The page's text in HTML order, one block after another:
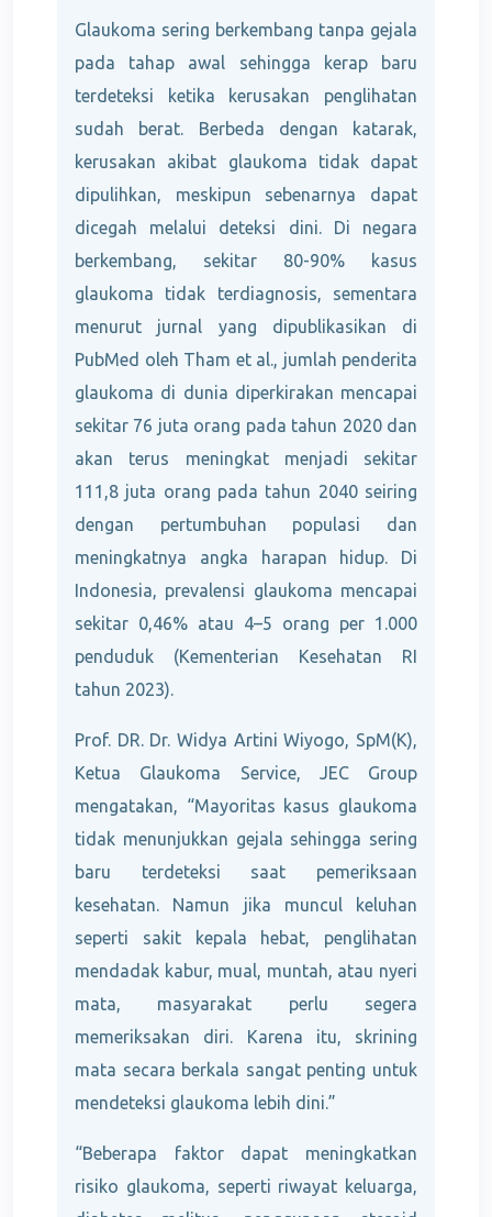
Glaukoma sering berkembang tanpa gejala
pada tahap awal sehingga kerap baru
terdeteksi ketika kerusakan penglihatan
sudah berat. Berbeda dengan katarak,
kerusakan akibat glaukoma tidak dapat
dipulihkan, meskipun sebenarnya dapat
dicegah melalui deteksi dini. Di negara
berkembang, sekitar 80-90% kasus
glaukoma tidak terdiagnosis, sementara
menurut jurnal yang dipublikasikan di
PubMed oleh Tham et al., jumlah penderita
glaukoma di dunia diperkirakan mencapai
sekitar 76 juta orang pada tahun 2020 dan
akan terus meningkat menjadi sekitar
111,8 juta orang pada tahun 2040 seiring
dengan pertumbuhan populasi dan
meningkatnya angka harapan hidup. Di
Indonesia, prevalensi glaukoma mencapai
sekitar 0,46% atau 4–5 orang per 1.000
penduduk (Kementerian Kesehatan RI
tahun 2023).
Prof. DR. Dr. Widya Artini Wiyogo, SpM(K),
Ketua Glaukoma Service, JEC Group
mengatakan, “Mayoritas kasus glaukoma
tidak menunjukkan gejala sehingga sering
baru terdeteksi saat pemeriksaan
kesehatan. Namun jika muncul keluhan
seperti sakit kepala hebat, penglihatan
mendadak kabur, mual, muntah, atau nyeri
mata, masyarakat perlu segera
memeriksakan diri. Karena itu, skrining
mata secara berkala sangat penting untuk
mendeteksi glaukoma lebih dini.”
“Beberapa faktor dapat meningkatkan
risiko glaukoma, seperti riwayat keluarga,